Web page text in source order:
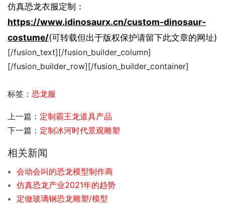
仿真恐龙衣服定制：
https://www.idinosaurx.cn/custom-dinosaur-
costume/(可转载但出于版权保护请留下此文章的网址)
[/fusion_text][/fusion_builder_column]
[/fusion_builder_row][/fusion_builder_container]
标签： 恐龙服
上一篇： 定制霸王龙道具产品
下一篇： 定制冰河时代景观雕塑
相关新闻
会动会叫的恐龙模型制作商
仿真恐龙产业2021年的趋势
定做玻璃钢恐龙雕塑/模型